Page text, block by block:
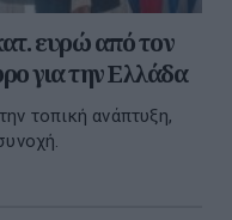
ευρώ από τον
για την Ελλάδα
τοπική ανάπτυξη,